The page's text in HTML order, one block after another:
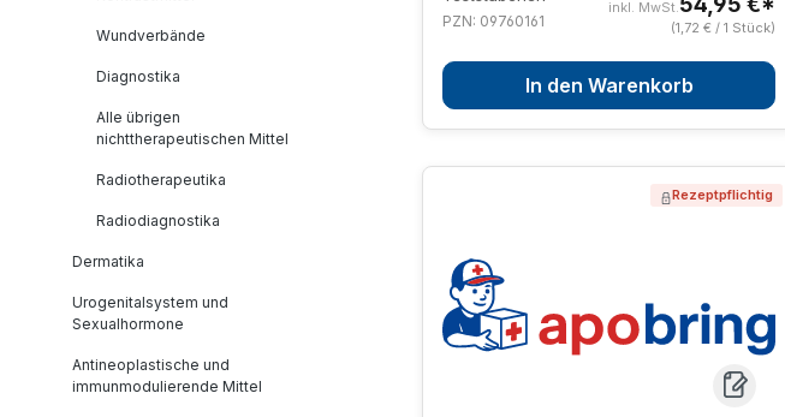
Wundverbände
Diagnostika
Alle übrigen
nichttherapeutischen Mittel
Radiotherapeutika
Radiodiagnostika
Dermatika
Urogenitalsystem und
Sexualhormone
Antineoplastische und
immunmodulierende Mittel
PZN: 09760161
inkl. MwSt.
(1,72 € / 1 Stück)
In den Warenkorb
Rezeptpflichtig